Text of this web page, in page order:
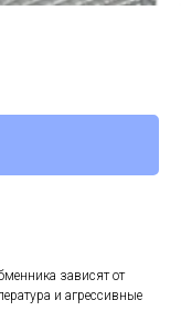
зависят от
и агрессивные